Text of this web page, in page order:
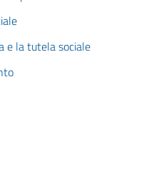
e la tutela sociale